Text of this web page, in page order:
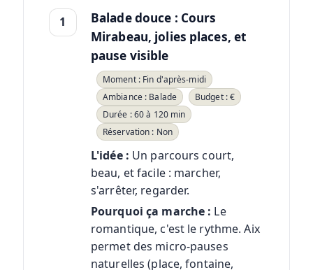
1
Balade douce : Cours
Mirabeau, jolies places, et
pause visible
Moment : Fin d'après-midi
Ambiance : Balade
Budget : €
Durée : 60 à 120 min
Réservation : Non
L'idée : Un parcours court,
beau, et facile : marcher,
s'arrêter, regarder.
Pourquoi ça marche : Le
romantique, c'est le rythme. Aix
permet des micro-pauses
naturelles (place, fontaine,